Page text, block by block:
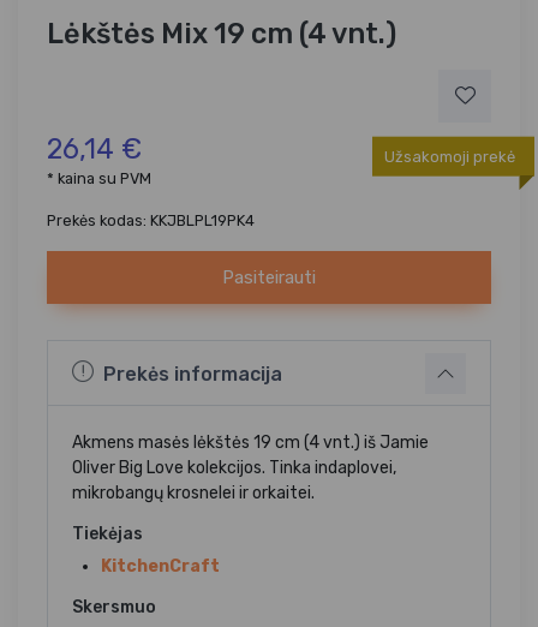
Lėkštės Mix 19 cm (4 vnt.)
26,14 €
Užsakomoji prekė
* kaina su PVM
Prekės kodas: KKJBLPL19PK4
Pasiteirauti
Prekės informacija
Akmens masės lėkštės 19 cm (4 vnt.) iš Jamie
Oliver Big Love kolekcijos. Tinka indaplovei,
mikrobangų krosnelei ir orkaitei.
Tiekėjas
KitchenCraft
Skersmuo